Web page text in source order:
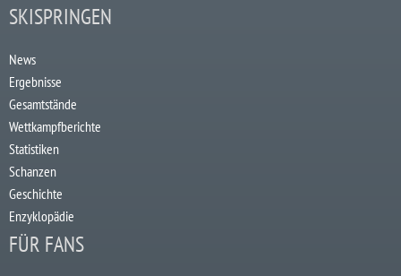
SKISPRINGEN
News
Ergebnisse
Gesamtstände
Wettkampfberichte
Statistiken
Schanzen
Geschichte
Enzyklopädie
FÜR FANS